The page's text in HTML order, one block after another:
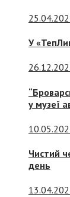
У
у музеї
Чистий
день